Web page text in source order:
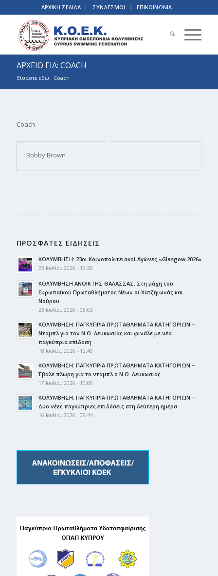
ΑΡΧΙΚΗ ΣΕΛΙΔΑ ΣΥΝΔΕΣΜΟΙ ΕΠΙΚΟΙΝΩΝΙΑ
ΑΡΧΕΙΟ ΓΙΑ: COACH
Είσαστε εδώ: Coach
Coach
Bobby Brown
ΠΡΟΣΦΑΤΕΣ ΕΙΔΗΣΕΙΣ
ΚΟΛΥΜΒΗΣΗ: 23οι Κοινοπολιτειακοί Αγώνες «Glasgow 2026»
23 Ιουλίου 2026 - 13:30
ΚΟΛΥΜΒΗΣΗ ΑΝΟΙΚΤΗΣ ΘΑΛΑΣΣΑΣ: Στη μάχη του
Ευρωπαϊκού Πρωταθλήματος Νέων οι Χατζηιωνάς και
Νούρου
23 Ιουλίου 2026 - 08:02
ΚΟΛΥΜΒΗΣΗ: ΠΑΓΚΥΠΡΙΑ ΠΡΩΤΑΘΛΗΜΑΤΑ ΚΑΤΗΓΟΡΙΩΝ –
Νταμπλ για τον Ν.Ο. Λευκωσίας και φινάλε με νέα
παγκύπρια επίδοση
18 Ιουλίου 2026 - 12:49
ΚΟΛΥΜΒΗΣΗ: ΠΑΓΚΥΠΡΙΑ ΠΡΩΤΑΘΛΗΜΑΤΑ ΚΑΤΗΓΟΡΙΩΝ –
Έβαλε πλώρη για το νταμπλ ο Ν.Ο. Λευκωσίας
17 Ιουλίου 2026 - 10:00
ΚΟΛΥΜΒΗΣΗ: ΠΑΓΚΥΠΡΙΑ ΠΡΩΤΑΘΛΗΜΑΤΑ ΚΑΤΗΓΟΡΙΩΝ –
Δύο νέες παγκύπριες επιδόσεις στη δεύτερη ημέρα
16 Ιουλίου 2026 - 09:44